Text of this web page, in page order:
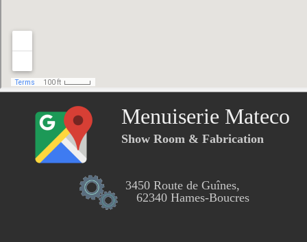
Menuiserie Mateco
Show Room & Fabrication
3450 Route de Guînes,
62340 Hames-Boucres